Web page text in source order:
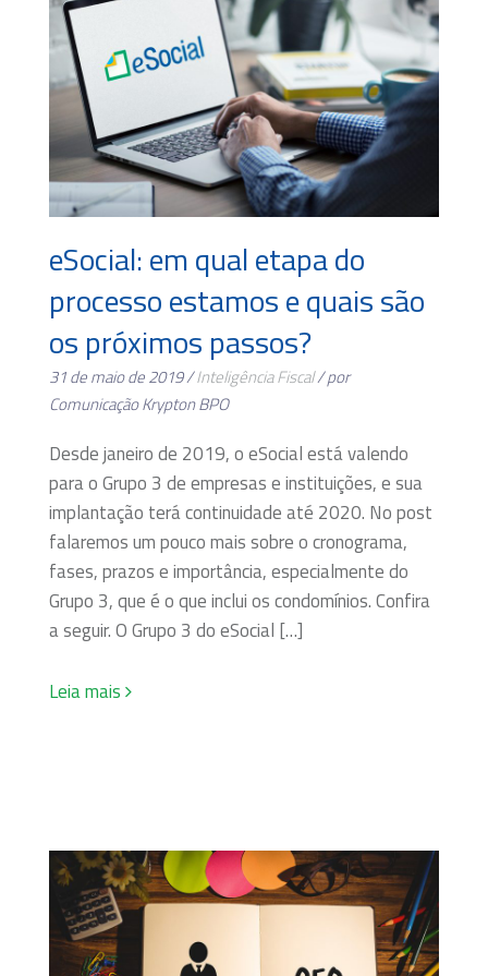
eSocial: em qual etapa do
processo estamos e quais são
os próximos passos?
31 de maio de 2019 /Inteligência Fiscal/ por
Comunicação Krypton BPO
Desde janeiro de 2019, o eSocial está valendo
para o Grupo 3 de empresas e instituições, e sua
implantação terá continuidade até 2020. No post
falaremos um pouco mais sobre o cronograma,
fases, prazos e importância, especialmente do
Grupo 3, que é o que inclui os condomínios. Confira
a seguir. O Grupo 3 do eSocial […]
Leia mais